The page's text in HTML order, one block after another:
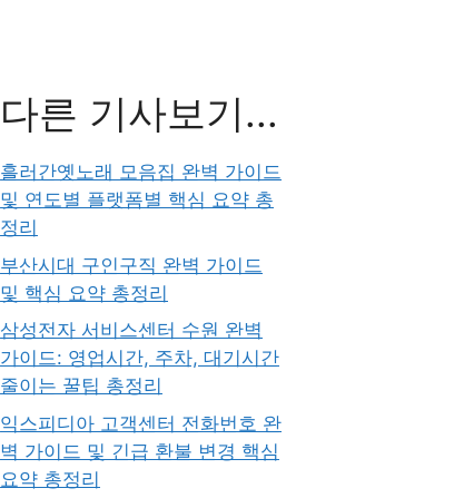
다른 기사보기...
흘러간옛노래 모음집 완벽 가이드
및 연도별 플랫폼별 핵심 요약 총
정리
부산시대 구인구직 완벽 가이드
및 핵심 요약 총정리
삼성전자 서비스센터 수원 완벽
가이드: 영업시간, 주차, 대기시간
줄이는 꿀팁 총정리
익스피디아 고객센터 전화번호 완
벽 가이드 및 긴급 환불 변경 핵심
요약 총정리